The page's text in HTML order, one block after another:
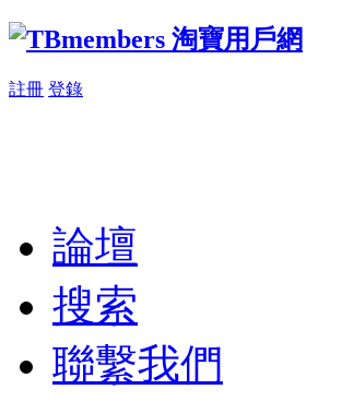
註冊 登錄
論壇
搜索
聯繫我們